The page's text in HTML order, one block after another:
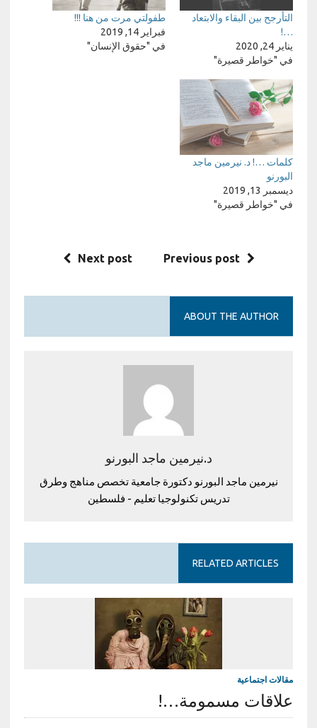
التأرجح بين البقاء والابتعاد
…!
يناير 24, 2020
في "خواطر قصيرة"
طفولتي مرت من هنا !!!
فبراير 14, 2019
في "حقوق الإنسان"
كلمات …! د. نيرمين ماجد
البورنو
ديسمبر 13, 2019
في "خواطر قصيرة"
Previous post
Next post
ABOUT THE AUTHOR
د.نيرمين ماجد البورنو
نيرمين ماجد البورنو دكتورة جامعية تخصص مناهج وطرق
تدريس تكنولوجيا تعليم - فلسطين
RELATED ARTICLES
مقالات اجتماعية
علاقات مسمومة…!